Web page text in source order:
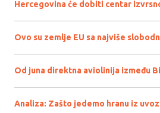
Hercegovina će dobiti centar
Ovo su zemlje EU sa najviše
Od juna direktna aviolinija između
Analiza: Zašto jedemo hranu iz